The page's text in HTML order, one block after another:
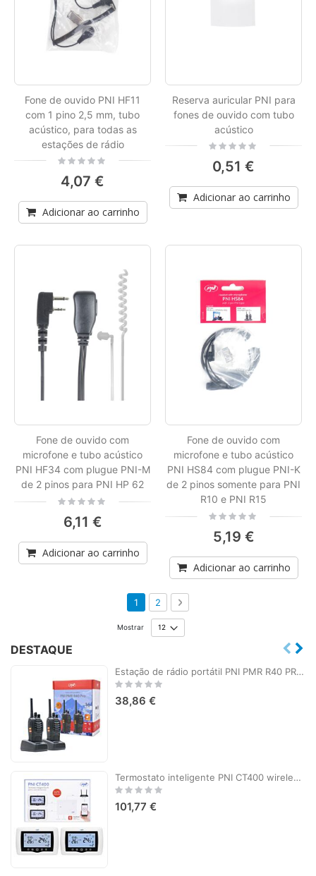
Fone de ouvido PNI HF11
com 1 pino 2,5 mm, tubo
acústico, para todas as
estações de rádio
Rating:
4,07 €
Adicionar ao carrinho
Reserva auricular PNI para
fones de ouvido com tubo
acústico
Rating:
0,51 €
Adicionar ao carrinho
Fone de ouvido com
microfone e tubo acústico
PNI HF34 com plugue PNI-M
de 2 pinos para PNI HP 62
Rating:
6,11 €
Adicionar ao carrinho
Fone de ouvido com
microfone e tubo acústico
PNI HS84 com plugue PNI-K
de 2 pinos somente para PNI
R10 e PNI R15
Rating:
5,19 €
Adicionar ao carrinho
Página
Está de momento a ler a página
1 Página
2 Página
Seguinte
Mostrar
DESTAQUE
Estação de rádio portátil PNI PMR R40 PRO, conjunto com 2 peças, 0,5 W, 16 canais programáveis, 16 PMR e 50 CTCSS e 104 tons DCS, ASQ, TOT, monitor, programável, baterias de 1200mAh, carregadores e fones de ouvido incluídos
Rating:
38,86 €
Termostato inteligente PNI CT400 wireless, com WiFi, controla 1 unidade central e 2 zonas diferentes, térreo via Internet, para unidades de aquecimento central, bombas, válvulas solenóides, APP TuyaSmart, histerese 0,2 graus C, controla 2 grupos de bombea
Rating:
101,77 €